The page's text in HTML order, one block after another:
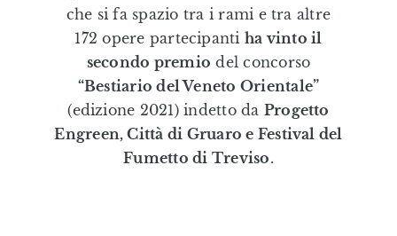
Editorial
Illustrazioni Personalizzate
Formazione & Labs
che si fa spazio tra i rami e tra altre
172 opere partecipanti ha vinto il
secondo premio del concorso
“Bestiario del Veneto Orientale”
(edizione 2021) indetto da Progetto
Engreen, Città di Gruaro e Festival del
Fumetto di Treviso.